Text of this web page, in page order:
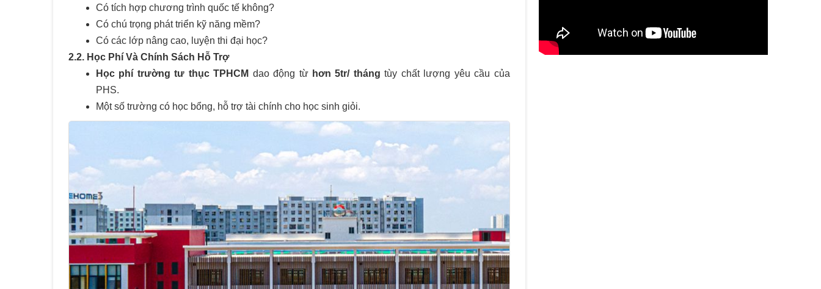
Có tích hợp chương trình quốc tế không?
Có chú trọng phát triển kỹ năng mềm?
Có các lớp nâng cao, luyện thi đại học?
2.2. Học Phí Và Chính Sách Hỗ Trợ
Học phí trường tư thục TPHCM dao động từ hơn 5tr/ tháng tùy chất lượng yêu cầu của
PHS.
Một số trường có học bổng, hỗ trợ tài chính cho học sinh giỏi.